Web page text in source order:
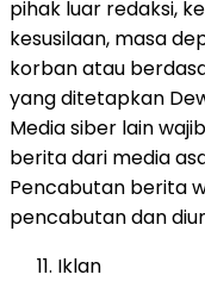
pihak luar redaksi,
kesusilaan, masa
korban atau
yang ditetapkan
Media siber lain
berita dari media
Pencabutan berita
pencabutan dan
Iklan